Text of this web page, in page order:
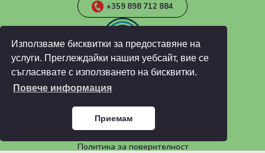
Използваме бисквитки за предоставяне на
услуги. Преглеждайки нашия уебсайт, вие се
съгласявате с използването на бисквитки.
Повече информация
Приемам
+359 898 712 884
ИНФОРМАЦИЯ
Блог
Политика за поверителност